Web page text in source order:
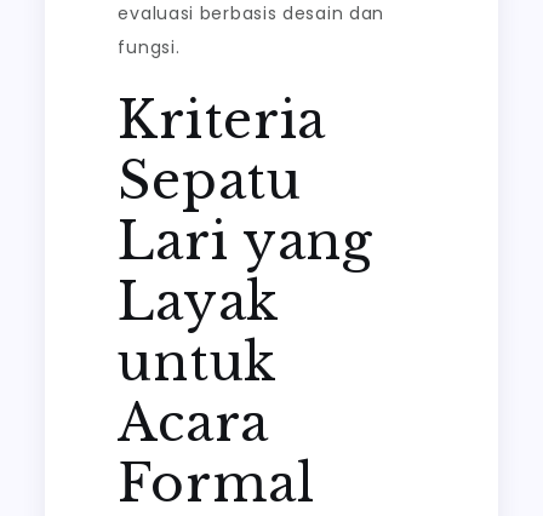
evaluasi berbasis desain dan
fungsi.
Kriteria
Sepatu
Lari yang
Layak
untuk
Acara
Formal